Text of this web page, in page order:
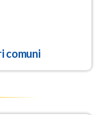
comuni